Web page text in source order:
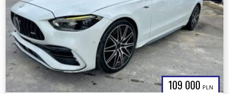
109 000 PLN